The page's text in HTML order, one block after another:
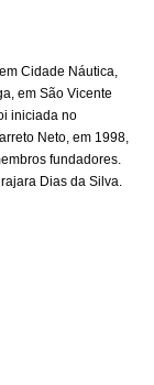
Cidade Náutica,
em São Vicente
iniciada no
Neto, em 1998,
fundadores.
Dias da Silva.